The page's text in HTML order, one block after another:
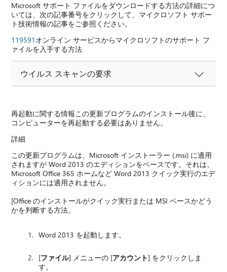
Microsoft サポート ファイルをダウンロードする方法の詳細につ
いては、次の記事番号をクリックして、マイクロソフト サポー
ト技術情報の記事をご参照ください。
119591 オンライン サービスからマイクロソフトのサポート フ
ァイルを入手する方法
ウイルス スキャンの要求
再起動に関する情報この更新プログラムのインストール後に、
コンピューターを再起動する必要はありません。
詳細
この更新プログラムは、Microsoft インストーラー (.msi) に適用
されますが Word 2013 のエディションをベースです。それは、
Microsoft Office 365 ホームなど Word 2013 クイック実行のエデ
ィションには適用されません。
[Office のインストールがクイック実行または MSI ベースかどう
かを判断する方法。
Word 2013 を起動します。
[ファイル] メニューの [アカウント] をクリックしま
す。